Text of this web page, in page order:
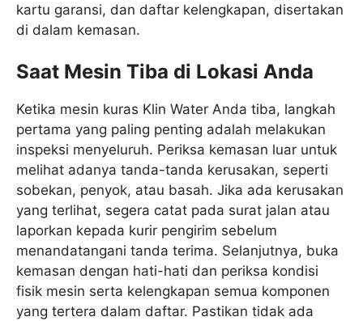
kartu garansi, dan daftar kelengkapan, disertakan
di dalam kemasan.
Saat Mesin Tiba di Lokasi Anda
Ketika mesin kuras Klin Water Anda tiba, langkah
pertama yang paling penting adalah melakukan
inspeksi menyeluruh. Periksa kemasan luar untuk
melihat adanya tanda-tanda kerusakan, seperti
sobekan, penyok, atau basah. Jika ada kerusakan
yang terlihat, segera catat pada surat jalan atau
laporkan kepada kurir pengirim sebelum
menandatangani tanda terima. Selanjutnya, buka
kemasan dengan hati-hati dan periksa kondisi
fisik mesin serta kelengkapan semua komponen
yang tertera dalam daftar. Pastikan tidak ada